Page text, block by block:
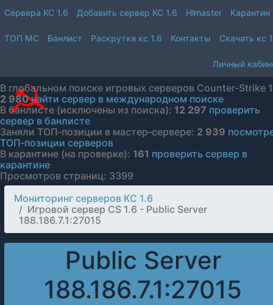
Сервера КС 1.6 Добавить сервер КС 1.6 Hlmaster Карантин
ТОП МС Банлист Раскрутка кс 1.6 Контакты Скачать кс
Личный
В глобальном поиске игровых серверов Counter‑Strike
2 980 найти сервер в международном поиске
В банлисте (исключены из поиска): 12 297 проверить
сервер в банлисте
Заняли ТОП‑позиции в мастер‑сервере: 2 939
ТОП‑позиции серверов
В карантине (на проверке): 161 проверить сервер в
карантине
Просмотров страниц: 3399
Мониторинг серверов КС 1.6
Игровой сервер CS 1.6 - Public Server
188.186.7.1:27015
Public Server
188.186.7.1:27015